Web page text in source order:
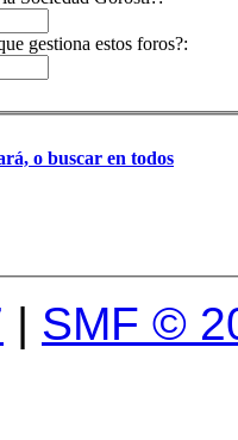
gestiona estos foros?:
o buscar en todos
| SMF ©